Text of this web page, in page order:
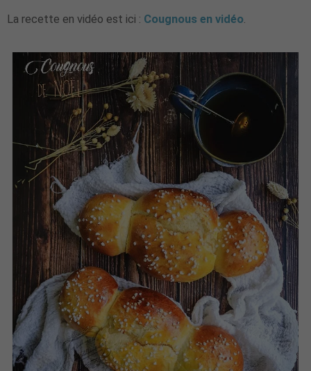
La recette en vidéo est ici : Cougnous en vidéo.